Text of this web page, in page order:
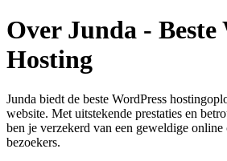
Over Junda - Beste
Hosting
Junda biedt de beste WordPress
website. Met uitstekende prestaties en
ben je verzekerd van een geweldige
bezoekers.